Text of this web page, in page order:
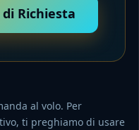
Richiesta
al volo. Per
ti preghiamo di usare